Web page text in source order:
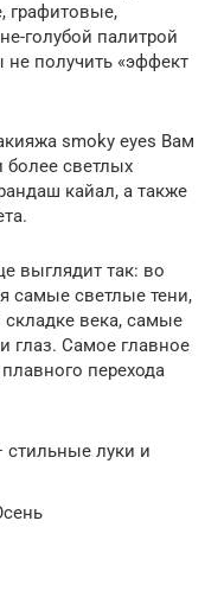
графитовые,
голубой палитрой
получить «эффект
smoky eyes Вам
более светлых
кайал, а также
выглядит так: во
самые светлые тени,
складке века, самые
глаз. Самое главное
перехода
луки и